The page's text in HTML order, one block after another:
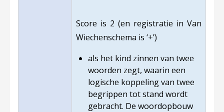
Score is 2 (en registratie in Van
Wiechenschema is ‘+’)
als het kind zinnen van twee
woorden zegt, waarin een
logische koppeling van twee
begrippen tot stand wordt
gebracht. De woordopbouw